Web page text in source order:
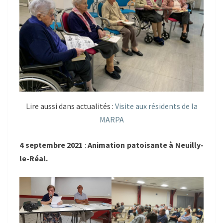
Lire aussi dans actualités : Visite aux résidents de la
MARPA
4 septembre 2021 :Animation patoisante à Neuilly-
le-Réal.